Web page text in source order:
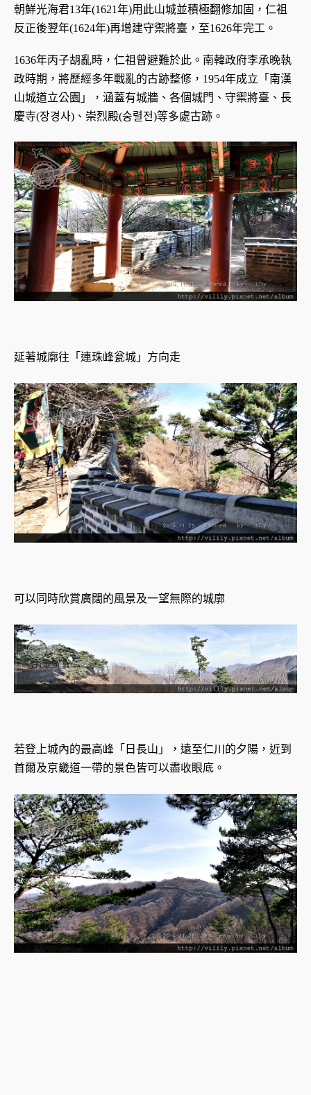
朝鮮光海君13年(1621年)用此山城並積極翻修加固，仁祖
反正後翌年(1624年)再增建守禦將臺，至1626年完工。
1636年丙子胡亂時，仁祖曾避難於此。南韓政府李承晚執
政時期，將歷經多年戰亂的古跡整修，1954年成立「南漢
山城道立公園」，涵蓋有城牆、各個城門、守禦將臺、長
慶寺(장경사)、崇烈殿(숭렬전)等多處古跡。
延著城廓往「連珠峰瓮城」方向走
可以同時欣賞廣闊的風景及一望無際的城廓
若登上城內的最高峰「日長山」，遠至仁川的夕陽，近到
首爾及京畿道一帶的景色皆可以盡收眼底。